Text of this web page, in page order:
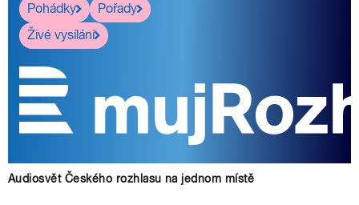
Pohádky
Pořady
Živé vysílání
Audiosvět Českého rozhlasu na jednom místě